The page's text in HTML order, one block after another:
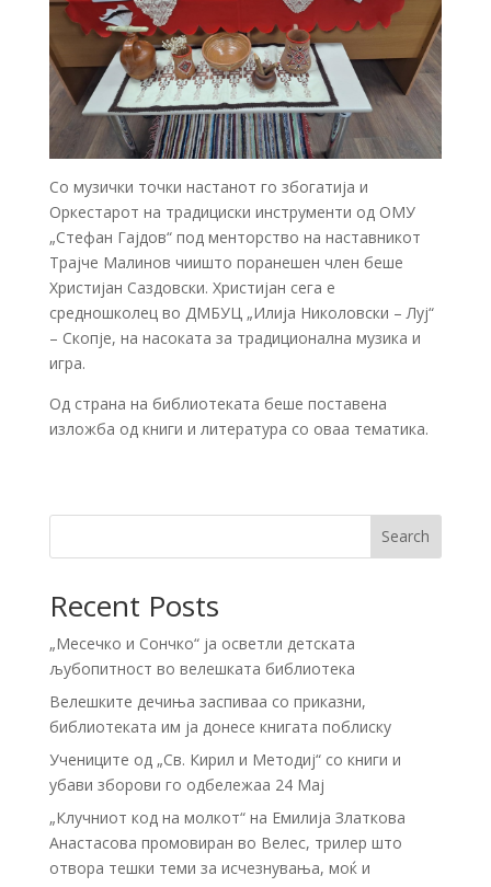
Со музички точки настанот го збогатија и
Оркестарот на традициски инструменти од ОМУ
„Стефан Гајдов“ под менторство на наставникот
Трајче Малинов чиишто поранешен член беше
Христијан Саздовски. Христијан сега е
средношколец во ДМБУЦ „Илија Николовски – Луј“
– Скопје, на насоката за традиционална музика и
игра.
Од страна на библиотеката беше поставена
изложба од книги и литература со оваа тематика.
Search
Recent Posts
„Месечко и Сончко“ ја осветли детската
љубопитност во велешката библиотека
Велешките дечиња заспиваа со приказни,
библиотеката им ја донесе книгата поблиску
Учениците од „Св. Кирил и Методиј“ со книги и
убави зборови го одбележаа 24 Мај
„Клучниот код на молкот“ на Емилија Златкова
Анастасова промовиран во Велес, трилер што
отвора тешки теми за исчезнувања, моќ и